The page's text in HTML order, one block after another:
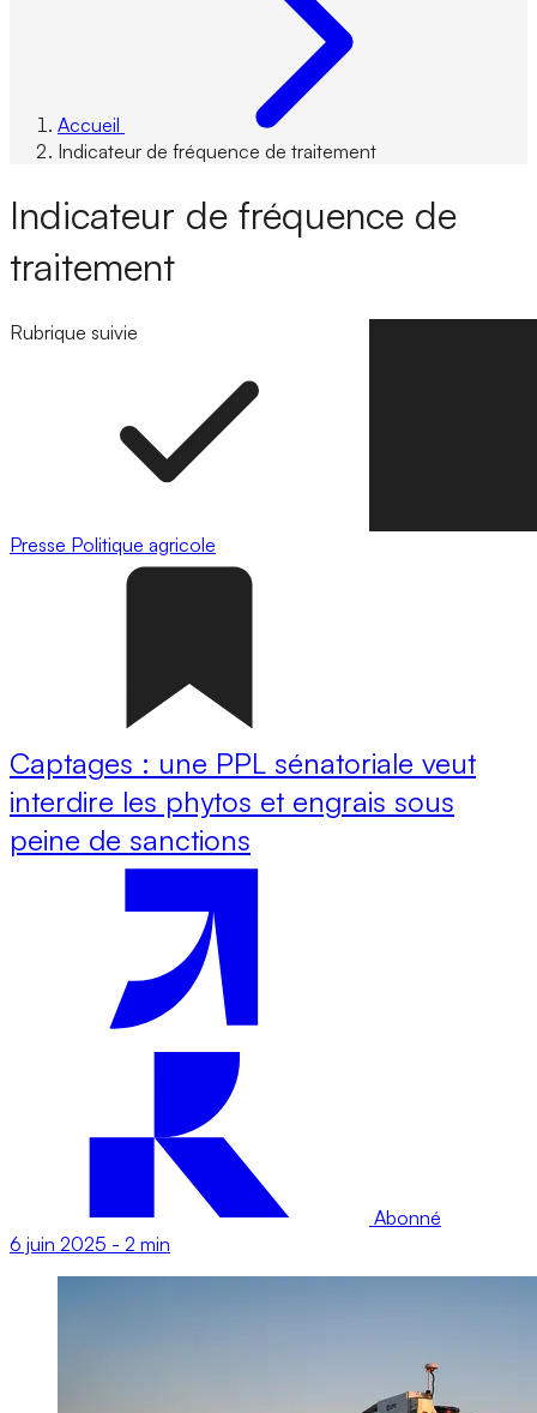
Accueil
Indicateur de fréquence de traitement
Indicateur de fréquence de
traitement
Rubrique suivie
Presse Politique agricole
Captages : une PPL sénatoriale veut
interdire les phytos et engrais sous
peine de sanctions
Abonné
6 juin 2025 - 2 min